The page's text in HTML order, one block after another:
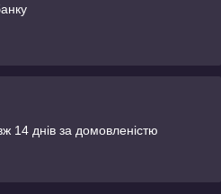
14 днів за домовленістю